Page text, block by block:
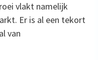
vlakt namelijk
Er is al een tekort
van